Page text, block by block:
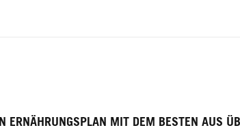
ERNÄHRUNGSPLAN MIT DEM BESTEN AUS